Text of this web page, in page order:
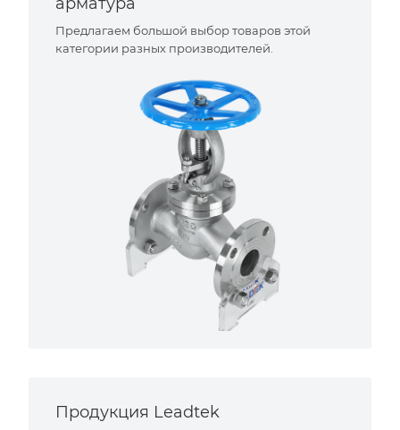
Предлагаем большой выбор товаров этой
категории разных производителей.
Продукция Leadtek